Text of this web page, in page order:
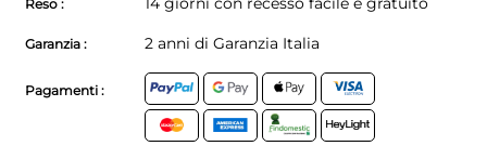
Reso :
Garanzia : 2 anni di Garanzia Italia
Pagamenti :